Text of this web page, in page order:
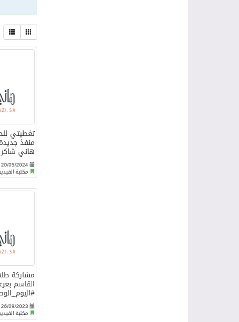
تغطيتي
هاني
20/05/2024
مكتبة
مشاركة
القاسم
26/09/2023
مكتبة